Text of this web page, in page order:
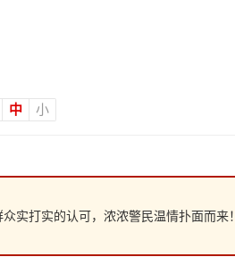
中 小
实打实的认可，浓浓警民温情扑面而来！